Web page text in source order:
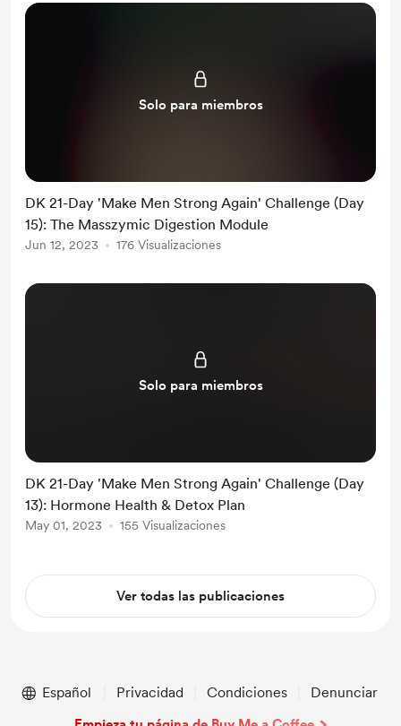
Solo para miembros
DK 21-Day 'Make Men Strong Again' Challenge (Day
15): The Masszymic Digestion Module
Jun 12, 2023 176 Visualizaciones
Solo para miembros
DK 21-Day 'Make Men Strong Again' Challenge (Day
13): Hormone Health & Detox Plan
May 01, 2023 155 Visualizaciones
Ver todas las publicaciones
Español Privacidad Condiciones Denunciar